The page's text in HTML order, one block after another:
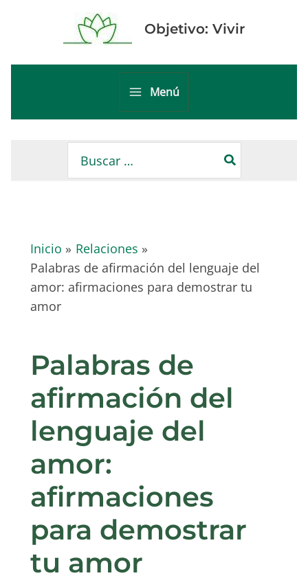
contenido
Objetivo: Vivir
Main
Menu
Menú
por:
Inicio
Relaciones
Palabras de afirmación del lenguaje del
amor: afirmaciones para demostrar tu
amor
Palabras de
afirmación del
lenguaje del
amor:
afirmaciones
para demostrar
tu amor